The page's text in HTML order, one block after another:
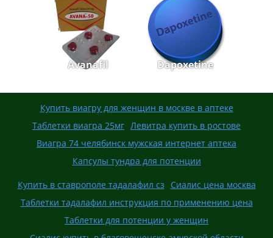
Avanafil Dapoxetine
Купить виагру для женщин в москве в аптеке
Таблетки виагра 25мг Левитра купить в ростове
Виагра 74 челябинск мужская интернет аптека
Капсулы тундра для потенции
Купить в ставрополе тадалафил сз Сиалис цена москва
Таблетки тадалафил инструкция по применению цена
Таблетки для потенции у женщин